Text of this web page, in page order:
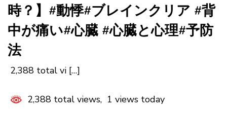
時？】#動悸#ブレインクリア #背
中が痛い#心臓 #心臓と心理#予防
法
2,388 total vi […]
2,388 total views, 1 views today